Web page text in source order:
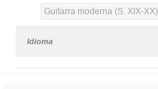
Guitarra moderna (S. XIX-XX)
Idioma